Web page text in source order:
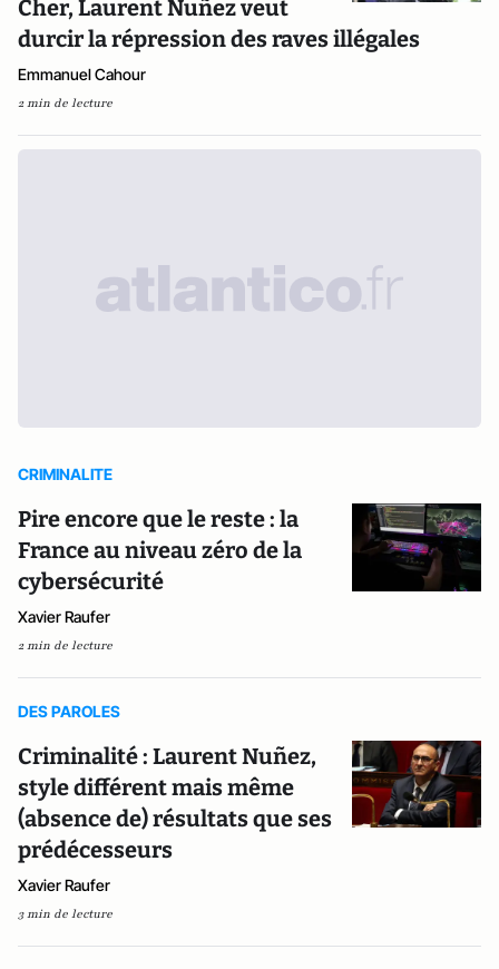
Cher, Laurent Nuñez veut
durcir la répression des raves illégales
Emmanuel Cahour
2 min de lecture
CRIMINALITE
Pire encore que le reste : la
France au niveau zéro de la
cybersécurité
Xavier Raufer
2 min de lecture
DES PAROLES
Criminalité : Laurent Nuñez,
style différent mais même
(absence de) résultats que ses
prédécesseurs
Xavier Raufer
3 min de lecture